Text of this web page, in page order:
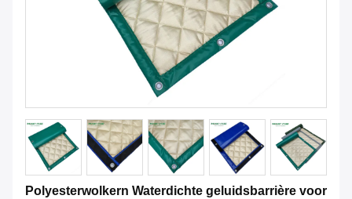
Polyesterwolkern Waterdichte geluidsbarrière voor